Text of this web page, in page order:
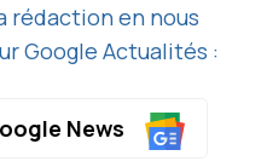
rédaction en nous
Google Actualités :
News